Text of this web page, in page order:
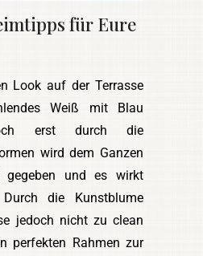
für Eure
Look auf der Terrasse
Weiß mit Blau
erst durch die
wird dem Ganzen
gegeben und es wirkt
die Kunstblume
jedoch nicht zu clean
perfekten Rahmen zur